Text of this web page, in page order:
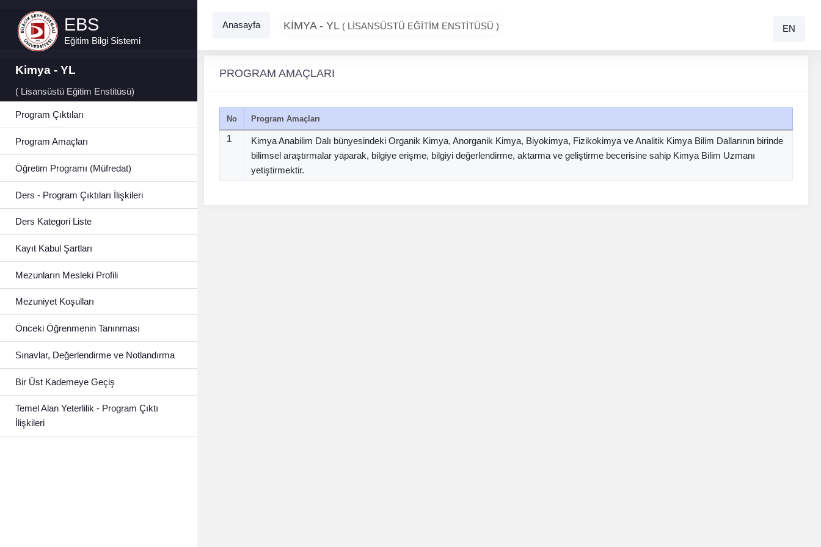
EBS
Eğitim Bilgi Sistemi
Kimya - YL
( Lisansüstü Eğitim Enstitüsü)
Program Çıktıları
Program Amaçları
Öğretim Programı (Müfredat)
Ders - Program Çıktıları İlişkileri
Ders Kategori Liste
Kayıt Kabul Şartları
Mezunların Mesleki Profili
Mezuniyet Koşulları
Önceki Öğrenmenin Tanınması
Sınavlar, Değerlendirme ve Notlandırma
Bir Üst Kademeye Geçiş
Temel Alan Yeterlilik - Program Çıktı
İlişkileri
Anasayfa KİMYA - YL ( LİSANSÜSTÜ EĞİTİM ENSTİTÜSÜ ) EN
PROGRAM AMAÇLARI
No Program Amaçları
1
Kimya Anabilim Dalı bünyesindeki Organik Kimya, Anorganik Kimya, Biyokimya, Fizikokimya ve Analitik Kimya Bilim Dallarının birinde
bilimsel araştırmalar yaparak, bilgiye erişme, bilgiyi değerlendirme, aktarma ve geliştirme becerisine sahip Kimya Bilim Uzmanı
yetiştirmektir.